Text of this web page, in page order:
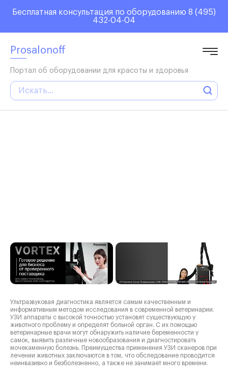
Bikiniform Outbeamer Leinwandt Sohlenlos Strandsch Schwimmho Babyblick
Kinderrut Wasserplay
Бесплатная консультация по оборудованию 8 (495)
432-04-04
Prosalonoff
Портал об оборудовании для красоты и здоровья
Ультразвуковая диагностика является самым качественным и
информативным методом исследования в современной ветеринарии.
УЗИ аппараты с высокой точностью установят существующую у
животного проблему и определят больной орган. С их помощью
ветеринарные врачи могут обнаружить наличие беременности у
самок, выявить различные новообразования и диагностировать
мочекаменную болезнь. Преимущества применения УЗИ сканеров при
лечении животных заключаются в том, что обследование проводится
неинвазивно и безболезненно, а также не занимает много времени.